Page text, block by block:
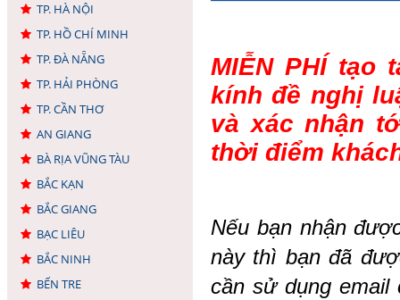
TP. HÀ NỘI
TP. HỒ CHÍ MINH
TP. ĐÀ NẴNG
TP. HẢI PHÒNG
TP. CẦN THƠ
AN GIANG
BÀ RỊA VŨNG TÀU
BẮC KẠN
BẮC GIANG
BẠC LIÊU
BẮC NINH
BẾN TRE
MIỄN PHÍ tạo
kính đề nghị
và xác nhận
thời điểm
Nếu bạn nhận
này thì bạn đã
cần sử dụng email